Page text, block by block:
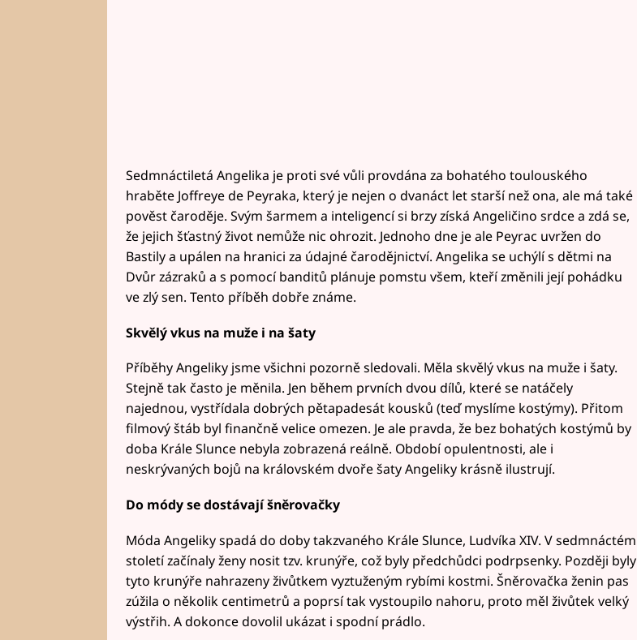
Sedmnáctiletá Angelika je proti své vůli provdána za bohatého toulouského
hraběte Joffreye de Peyraka, který je nejen o dvanáct let starší než ona, ale má také
pověst čaroděje. Svým šarmem a inteligencí si brzy získá Angeličino srdce a zdá se,
že jejich šťastný život nemůže nic ohrozit. Jednoho dne je ale Peyrac uvržen do
Bastily a upálen na hranici za údajné čarodějnictví. Angelika se uchýlí s dětmi na
Dvůr zázraků a s pomocí banditů plánuje pomstu všem, kteří změnili její pohádku
ve zlý sen. Tento příběh dobře známe.
Skvělý vkus na muže i na šaty
Příběhy Angeliky jsme všichni pozorně sledovali. Měla skvělý vkus na muže i šaty.
Stejně tak často je měnila. Jen během prvních dvou dílů, které se natáčely
najednou, vystřídala dobrých pětapadesát kousků (teď myslíme kostýmy). Přitom
filmový štáb byl finančně velice omezen. Je ale pravda, že bez bohatých kostýmů by
doba Krále Slunce nebyla zobrazená reálně. Období opulentnosti, ale i
neskrývaných bojů na královském dvoře šaty Angeliky krásně ilustrují.
Do módy se dostávají šněrovačky
Móda Angeliky spadá do doby takzvaného Krále Slunce, Ludvíka XIV. V sedmnáctém
století začínaly ženy nosit tzv. krunýře, což byly předchůdci podrpsenky. Později byly
tyto krunýře nahrazeny živůtkem vyztuženým rybími kostmi. Šněrovačka ženin pas
zúžila o několik centimetrů a poprsí tak vystoupilo nahoru, proto měl živůtek velký
výstřih. A dokonce dovolil ukázat i spodní prádlo.